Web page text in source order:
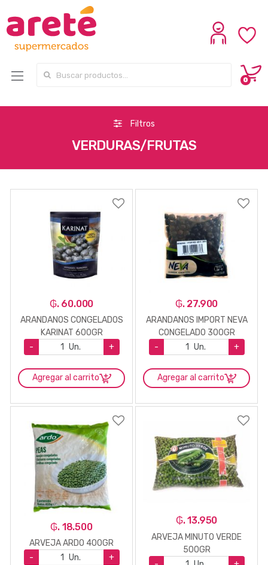
Search for:
0
Filtros
VERDURAS/FRUTAS
₲. 60.000
ARANDANOS CONGELADOS
KARINAT 600GR
-
Un. +
Agregar al carrito
₲. 27.900
ARANDANOS IMPORT NEVA
CONGELADO 300GR
-
Un. +
Agregar al carrito
₲. 18.500
ARVEJA ARDO 400GR
-
Un. +
₲. 13.950
ARVEJA MINUTO VERDE
500GR